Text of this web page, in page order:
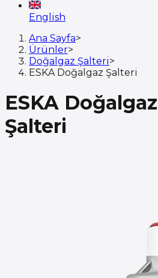
English
Ana Sayfa>
Ürünler>
Doğalgaz Şalteri>
ESKA Doğalgaz Şalteri
ESKA
Şalteri